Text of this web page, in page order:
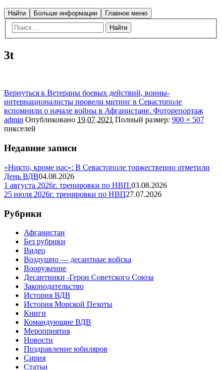
Найти Больше информации Главное меню
3t
Вернуться к Ветераны боевых действий, воины-
интернационалисты провели митинг в Севастополе
вспомнили о начале войны в Афганистане. Фоторепортаж
admin Опубликовано 19.07.2021 Полный размер: 900 × 507
пикселей
Недавние записи
«Никто, кроме нас»: В Севастополе торжественно отметили
День ВДВ04.08.2026
1 августа 2026г. тренировки по НВП.03.08.2026
25 июля 2026г. тренировки по НВП27.07.2026
Рубрики
Афганистан
Без рубрики
Видео
Воздушно — десантные войска
Вооружение
Десантники -Герои Советского Союза
Законодательство
История ВДВ
История Морской Пехоты
Книги
Командующие ВДВ
Мероприятия
Новости
Поздравление юбиляров
Сирия
Статьи